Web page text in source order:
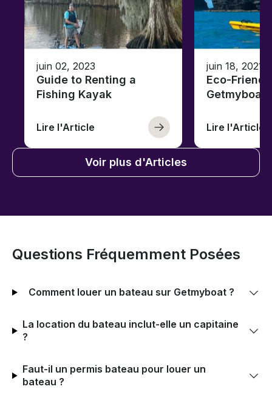
juin 02, 2023
Guide to Renting a
Fishing Kayak
Lire l'Article
juin 18, 2021
Eco-
Getmyboat
Lire l'Article
Voir plus d'Articles
Questions Fréquemment Posées
Comment louer un bateau sur Getmyboat ?
La location du bateau inclut-elle un capitaine
?
Faut-il un permis bateau pour louer un
bateau ?